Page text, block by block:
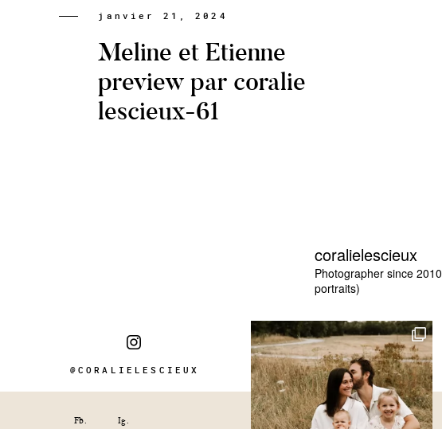
janvier 21, 2024
Meline et Etienne
preview par coralie
lescieux-61
@CORALIELESCIEUX
coralielescieux
Photographer since 2010
portraits)